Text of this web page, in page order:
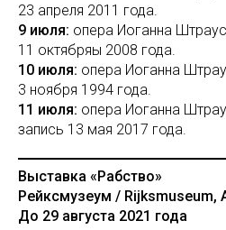
23 апреля 2011 года.
9 июля: опера Иоганна
11 октябряы 2008 года.
10 июля: опера Иоганна
3 ноября 1994 года.
11 июля: опера Иоганна
запись 13 мая 2017 года.
Выставка «Рабство»
Рейксмузеум / Rijksmuseum,
До 29 августа 2021 года